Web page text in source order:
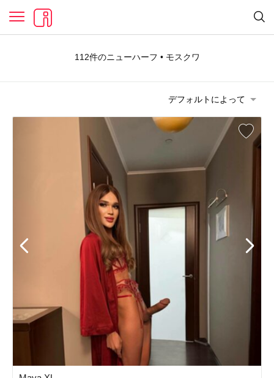
112件のニューハーフ • モスクワ
デフォルトによって